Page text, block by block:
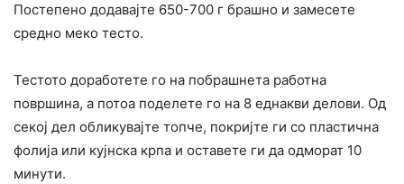
Постепено додавајте 650-700 г брашно и замесете
средно меко тесто.
Тестото доработете го на побрашнета работна
површина, а потоа поделете го на 8 еднакви делови. Од
секој дел обликувајте топче, покријте ги со пластична
фолија или кујнска крпа и оставете ги да одморат 10
минути.